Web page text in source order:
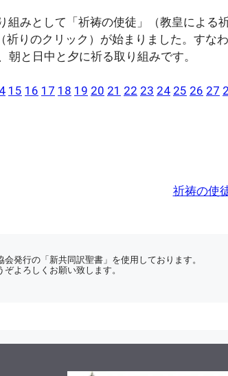
みとして「祈祷の使徒」（教皇による
祈りのクリック）が始まりました。すな
と日中と夕に祈る取り組みです。
15 16 17 18 19 20 21 22 23 24 25 26 27
祈祷の使
発行の「新共同訳聖書」を使用しております。
ぞよろしくお願い致します。